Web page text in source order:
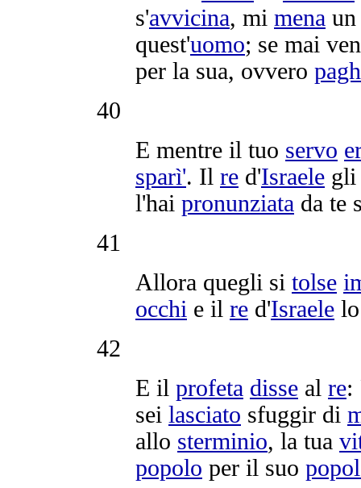
s'avvicina, mi mena
quest'uomo; se mai
per la sua, ovvero
40
E mentre il tuo servo
sparì'. Il re d'Israele
l'hai pronunziata da te
41
Allora quegli si tolse
occhi e il re d'Israele
42
E il profeta disse al re:
sei lasciato sfuggir di
allo sterminio, la tua
popolo per il suo